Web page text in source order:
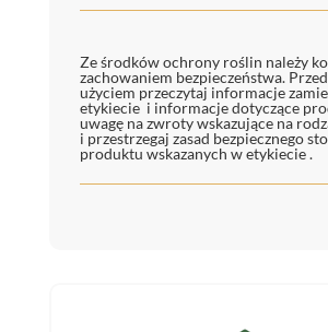
Ze środków ochrony roślin należy
zachowaniem bezpieczeństwa.
użyciem przeczytaj informacje
etykiecie i informacje dotyczące
uwagę na zwroty wskazujące na
i przestrzegaj zasad bezpiecznego
produktu wskazanych w etykiecie .